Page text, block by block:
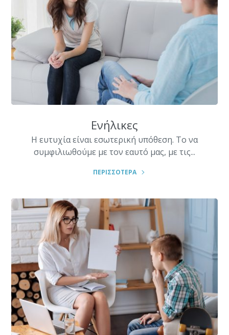
Ενήλικες
Η ευτυχία είναι εσωτερική υπόθεση. Το να
συμφιλιωθούμε με τον εαυτό μας, με τις...
ΠΕΡΙΣΣΟΤΕΡΑ